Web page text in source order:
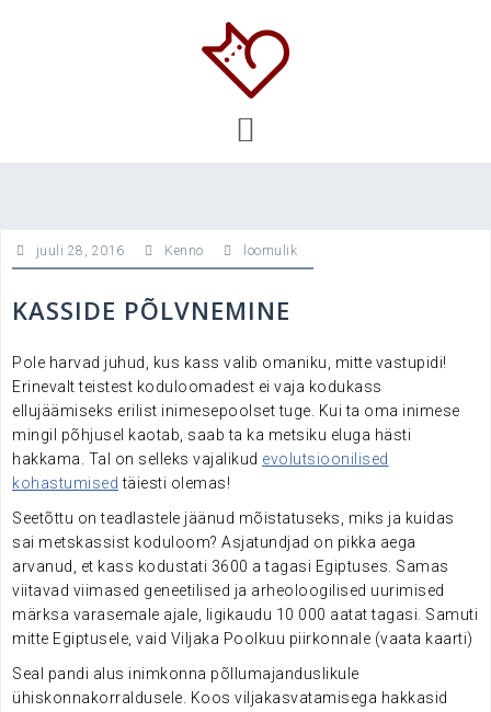
juuli 28, 2016 Kenno loomulik
KASSIDE PÕLVNEMINE
Pole harvad juhud, kus kass valib omaniku, mitte vastupidi!
Erinevalt teistest koduloomadest ei vaja kodukass
ellujäämiseks erilist inimesepoolset tuge. Kui ta oma inimese
mingil põhjusel kaotab, saab ta ka metsiku eluga hästi
hakkama. Tal on selleks vajalikud evolutsioonilised
kohastumised täiesti olemas!
Seetõttu on teadlastele jäänud mõistatuseks, miks ja kuidas
sai metskassist koduloom? Asjatundjad on pikka aega
arvanud, et kass kodustati 3600 a tagasi Egiptuses. Samas
viitavad viimased geneetilised ja arheoloogilised uurimised
märksa varasemale ajale, ligikaudu 10 000 aatat tagasi. Samuti
mitte Egiptusele, vaid Viljaka Poolkuu piirkonnale (vaata kaarti)
Seal pandi alus inimkonna põllumajanduslikule
ühiskonnakorraldusele. Koos viljakasvatamisega hakkasid